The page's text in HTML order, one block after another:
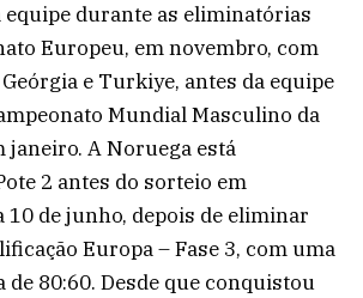
durante as eliminatórias
Europeu, em novembro, com
e Turkiye, antes da equipe
Mundial Masculino da
janeiro. A Noruega está
2 antes do sorteio em
10 de junho, depois de eliminar
Europa – Fase 3, com uma
de 80:60. Desde que conquistou